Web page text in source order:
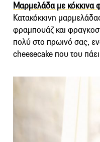
Μαρμελάδα με κόκκινα
Κατακόκκινη
φραμπουάζ και
πολύ στο πρωινό σας,
cheesecake που του